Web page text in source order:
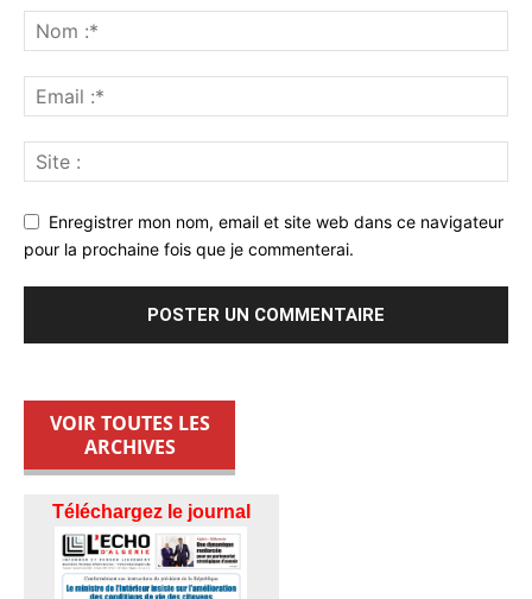
Enregistrer mon nom, email et site web dans ce navigateur
pour la prochaine fois que je commenterai.
VOIR TOUTES LES
ARCHIVES